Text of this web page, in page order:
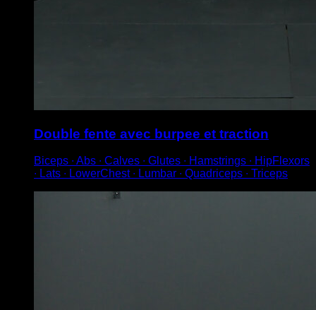
Double fente avec burpee et traction
Biceps ∙ Abs ∙ Calves ∙ Glutes ∙ Hamstrings ∙ HipFlexors
∙ Lats ∙ LowerChest ∙ Lumbar ∙ Quadriceps ∙ Triceps